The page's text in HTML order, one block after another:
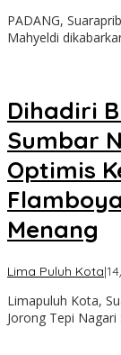
PADANG,
Mahyeldi
Dihadiri
Sumbar
Optimis
Menang
Lima Puluh Kota|
Limapuluh Kota,
Jorong Tepi